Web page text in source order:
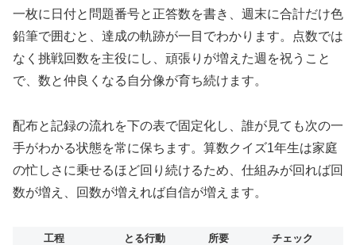
一枚に日付と問題番号と正答数を書き、週末に合計だけ色
鉛筆で囲むと、達成の軌跡が一目でわかります。点数では
なく挑戦回数を主役にし、頑張りが増えた週を祝うこと
で、数と仲良くなる自分像が育ち続けます。
配布と記録の流れを下の表で固定化し、誰が見ても次の一
手がわかる状態を常に保ちます。算数クイズ1年生は家庭
の忙しさに乗せるほど回り続けるため、仕組みが回れば回
数が増え、回数が増えれば自信が増えます。
工程 とる行動 所要
チェック